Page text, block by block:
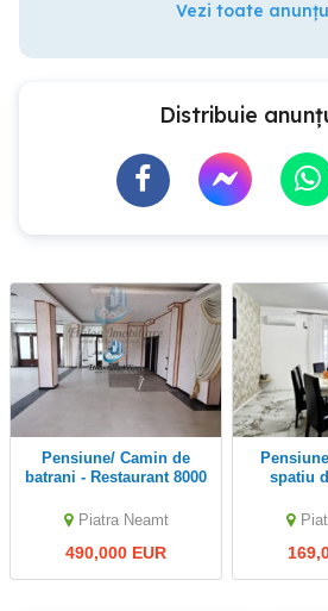
Vezi toate
Distribuie
Pensiune/ Camin de
batrani - Restaurant 8000
- COMISION
Piatra Neamt
490,000 EUR
Pensiune turistica cu
spatiu